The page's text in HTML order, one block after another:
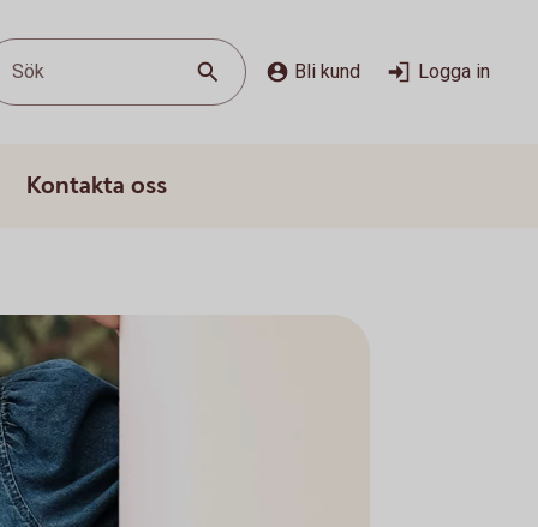
Sök Bli kund Logga in
Kontakta oss